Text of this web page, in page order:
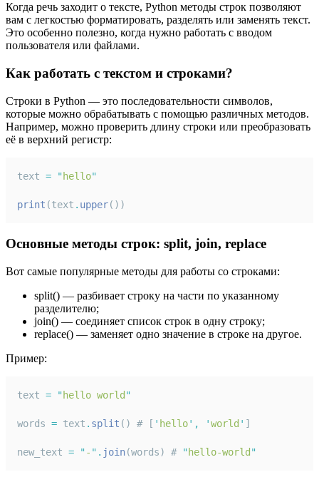
Когда речь заходит о тексте, Python методы строк позволяют
вам с легкостью форматировать, разделять или заменять текст.
Это особенно полезно, когда нужно работать с вводом
пользователя или файлами.
Как работать с текстом и строками?
Строки в Python — это последовательности символов,
которые можно обрабатывать с помощью различных методов.
Например, можно проверить длину строки или преобразовать
её в верхний регистр:
text = "hello"
print (text . upper())
Основные методы строк: split, join, replace
Вот самые популярные методы для работы со строками:
split() — разбивает строку на части по указанному
разделителю;
join() — соединяет список строк в одну строку;
replace() — заменяет одно значение в строке на другое.
Пример:
text = "hello world "
words = text . split () # [ ' hello' , 'world ' ]
new_text = "- " . join(words) # "hello-world "